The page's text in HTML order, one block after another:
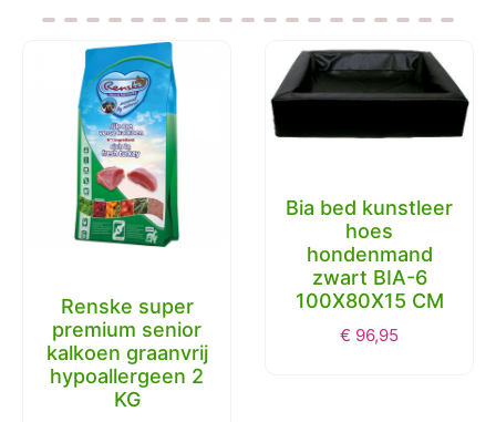
Renske super
premium senior
kalkoen graanvrij
hypoallergeen 2
KG
Bia bed kunstleer
hoes
hondenmand
zwart BIA-6
100X80X15 CM
€ 96,95